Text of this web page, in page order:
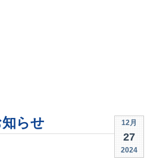
12月
27
2024
らせ